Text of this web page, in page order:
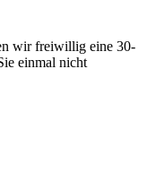
wir freiwillig eine 30-
einmal nicht